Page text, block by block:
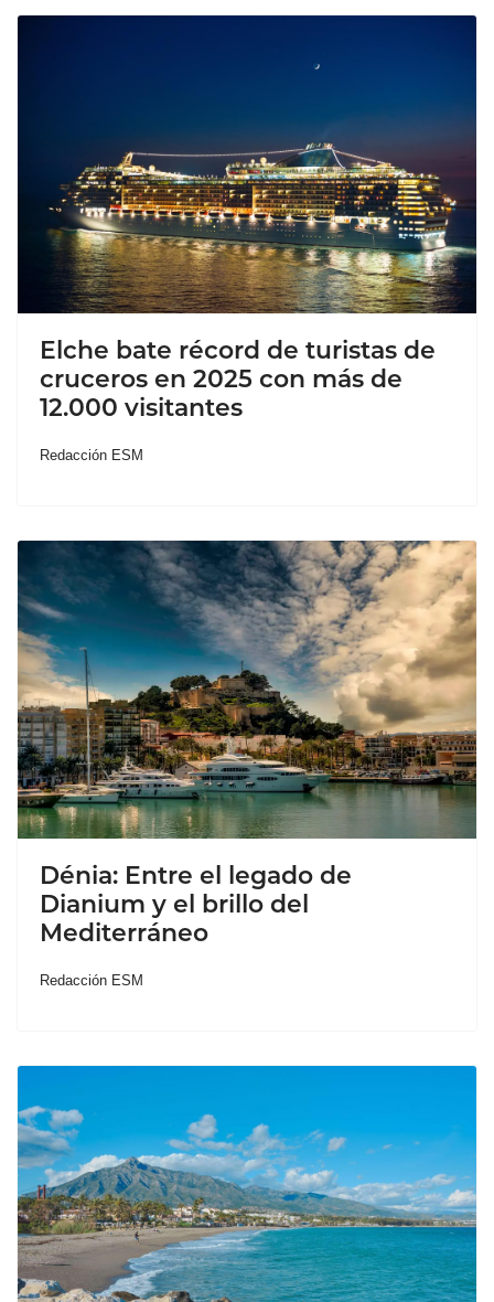
Elche bate récord de turistas de
cruceros en 2025 con más de
12.000 visitantes
Redacción ESM
Dénia: Entre el legado de
Dianium y el brillo del
Mediterráneo
Redacción ESM